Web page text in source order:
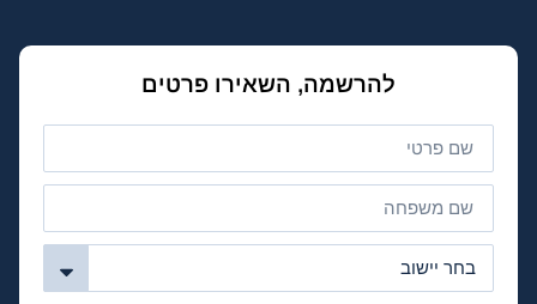
להרשמה, השאירו פרטים